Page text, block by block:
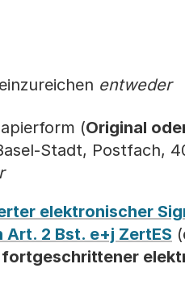
entweder
(Original
Stadt, Postfach,
elektronischer
2 Bst. e+j ZertES (